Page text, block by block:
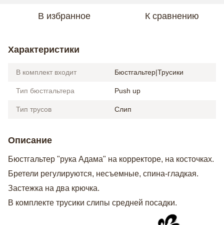
В избранное К сравнению
Характеристики
В комплект входит Бюстгальтер|Трусики
Тип бюстгальтера Push up
Тип трусов Слип
Описание
Бюстгальтер "рука Адама" на корректоре, на косточках.
Бретели регулируются, несъемные, спина-гладкая.
Застежка на два крючка.
В комплекте трусики слипы средней посадки.